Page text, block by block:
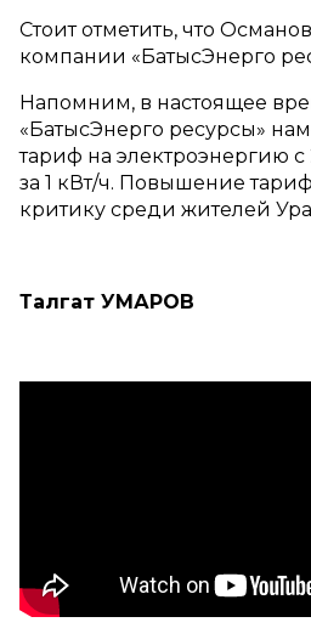
Стоит отметить, что
компании «БатысЭнерго
Напомним, в настоящее
«БатысЭнерго ресурсы»
тариф на электроэнергию с
за 1 кВт/ч. Повышение
критику среди жителей
Талгат УМАРОВ